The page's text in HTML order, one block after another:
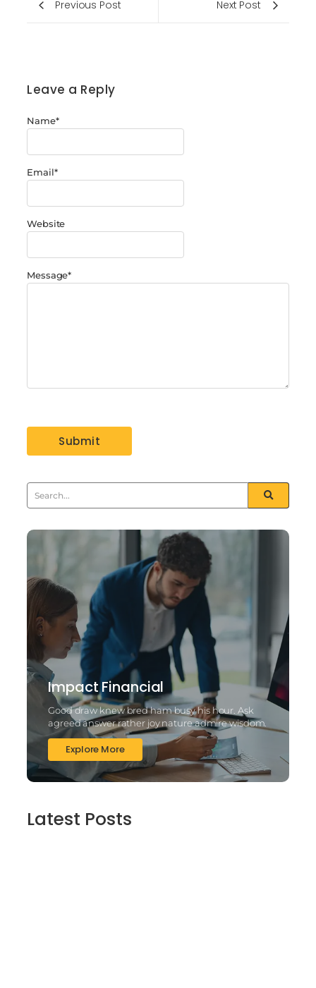
Previous Post Next Post
Leave a Reply
Message*
Name*
Email*
Website
Impact Financial
Good draw knew bred ham busy his hour. Ask
agreed answer rather joy nature admire wisdom.
Explore More
Latest Posts